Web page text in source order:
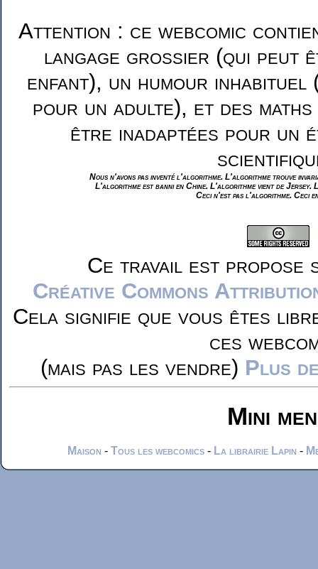
Attention : ce webcomic
langage grossier (qui peut
enfant), un humour inhabituel
pour un adulte), et des maths
être inadaptées pour un
Nous n'avons pas inventé l'algorithme. L'algorithme trouve
L'algorithme est banni en Chine. L'algorithme vient de Jersey.
Ceci n'est pas l'algorithme. Ceci
Ce travail est propose
Créative Commons
Cela signifie que vous êtes
ces
(mais pas les vendre) Plus
Mini
Maison - Tous les webcomics - La librairie Lapin -